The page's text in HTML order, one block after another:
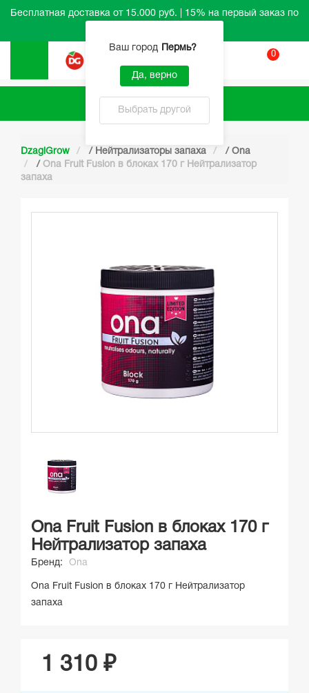
Бесплатная доставка от 15.000 руб. | 15% на первый заказ по
Ваш город Пермь?
Да, верно
Выбрать другой
0
Каталог
DzagiGrow / Нейтрализаторы запаха / Ona
/ Ona Fruit Fusion в блоках 170 г Нейтрализатор
запаха
Ona Fruit Fusion в блоках 170 г
Нейтрализатор запаха
Бренд: Ona
Ona Fruit Fusion в блоках 170 г Нейтрализатор
запаха
1 310 ₽